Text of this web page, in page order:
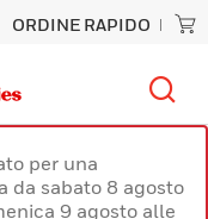
ORDINE RAPIDO
per una
da sabato 8 agosto
9 agosto alle